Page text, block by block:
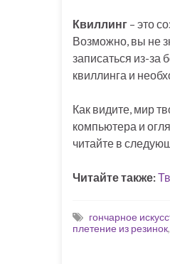
Квиллинг – это
Возможно, вы не
записаться из-
квиллинга и
Как видите, мир
компьютера и
читайте в
Читайте также:
гончарное
плетение из резинок,